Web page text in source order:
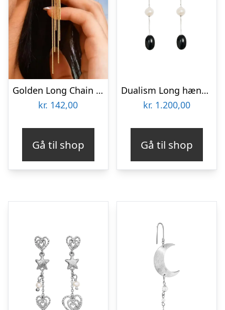
Golden Long Chain Ear Cuff Øreclip – Forgyldt Kæde-Statement (1 stk)
kr. 142,00
Gå til shop
Dualism Long hængeøreringe – sølv
kr. 1.200,00
Gå til shop